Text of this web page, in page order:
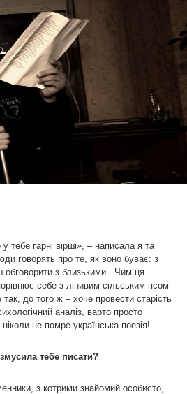
гарні вірші», – написала я та
говорять про те, як воно буває: з
з близькими. Чим ця
себе з лінивим сільським псом
до того ж – хоче провести старість
аналіз, варто просто
не помре українська поезія!
тебе писати?
з котрими знайомий особисто,